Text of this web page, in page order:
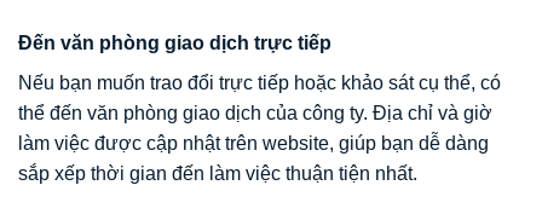
Đến văn phòng giao dịch trực tiếp
Nếu bạn muốn trao đổi trực tiếp hoặc khảo sát cụ thể, có
thể đến văn phòng giao dịch của công ty. Địa chỉ và giờ
làm việc được cập nhật trên website, giúp bạn dễ dàng
sắp xếp thời gian đến làm việc thuận tiện nhất.